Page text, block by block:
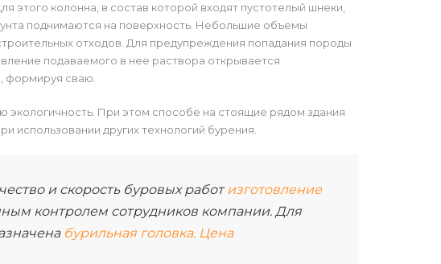
колонна, в состав которой входят пустотелый шнеки,
поднимаются на поверхность. Небольшие объемы
отходов. Для предупреждения попадания породы
подаваемого в нее раствора открывается.
формируя сваю.
При этом способе на стоящие рядом здания
использовании других технологий бурения.
и скорость буровых работизготовление
контролем сотрудников компании. Для
бурильная головка. Цена